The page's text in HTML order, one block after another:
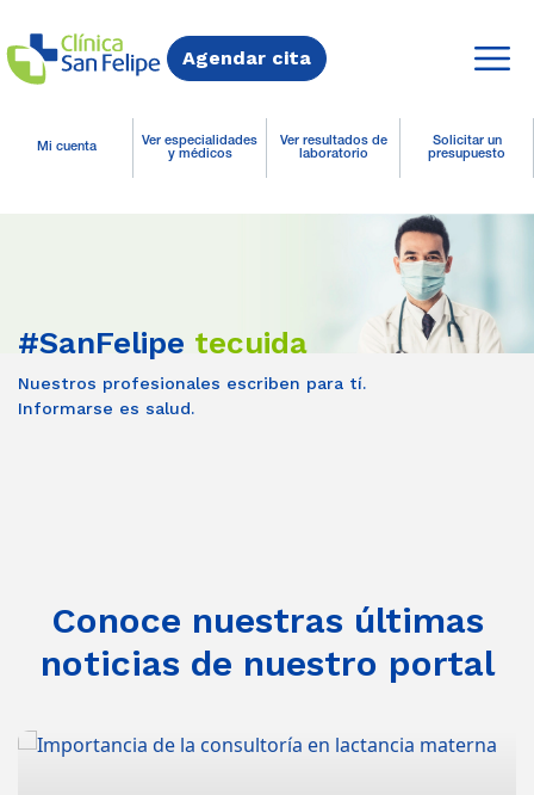
Agendar cita
Mi cuenta
Ver especialidades
y médicos
Ver resultados de
laboratorio
Solicitar un
presupuesto
#SanFelipe tecuida
Nuestros profesionales escriben para tí.
Informarse es salud.
Conoce nuestras últimas
noticias de nuestro portal